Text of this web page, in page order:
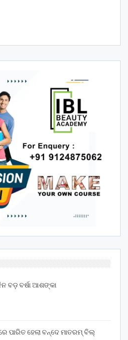
ବଡ଼ ବର୍ଷା ଆଶଙ୍କା
ପାରିତ ହେଲା ବନ୍ଦେ ମାତରମ୍‌ ବିଲ୍‌